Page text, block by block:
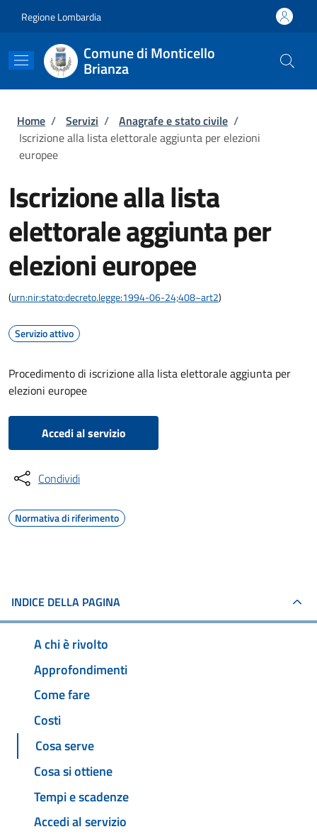
Regione Lombardia
Comune di Monticello
Brianza
Briciole di pane
Home / Servizi / Anagrafe e stato civile /
Iscrizione alla lista elettorale aggiunta per elezioni
europee
Iscrizione alla lista
elettorale aggiunta per
elezioni europee
(urn:nir:stato:decreto.legge:1994-06-24;408~art2)
Servizio attivo
Procedimento di iscrizione alla lista elettorale aggiunta per
elezioni europee
Accedi al servizio
Condividi
Normativa di riferimento
INDICE DELLA PAGINA
A chi è rivolto
Approfondimenti
Come fare
Costi
Cosa serve
Cosa si ottiene
Tempi e scadenze
Accedi al servizio